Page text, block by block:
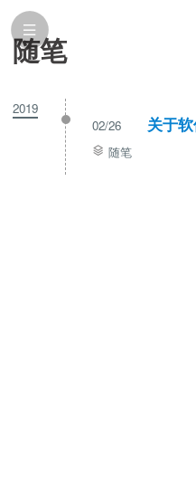
随笔
2019
02/26
关于
随笔